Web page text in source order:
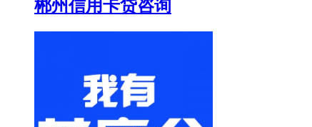
郴州信用卡贷咨询